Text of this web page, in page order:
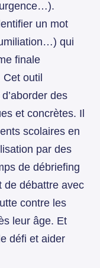
un mot
qui
finale
Cet outil
des
et concrètes. Il
scolaires en
par des
de débriefing
de débattre avec
contre les
leur âge. Et
défi et aider